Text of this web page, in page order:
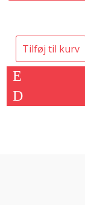
Tilføj til kurv